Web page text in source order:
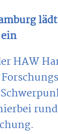
HAW